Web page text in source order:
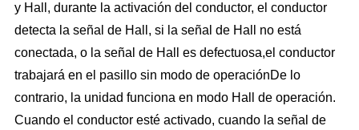
y Hall, durante la activación del conductor, el conductor
detecta la señal de Hall, si la señal de Hall no está
conectada, o la señal de Hall es defectuosa,el conductor
trabajará en el pasillo sin modo de operaciónDe lo
contrario, la unidad funciona en modo Hall de operación.
Cuando el conductor esté activado, cuando la señal de